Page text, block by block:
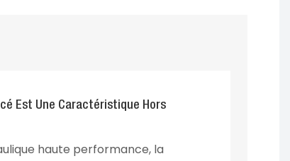
Est Une Caractéristique Hors
haute performance, la